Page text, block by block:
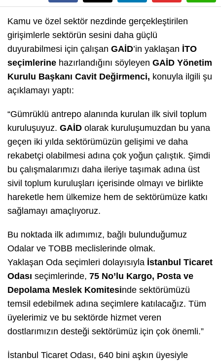
Kamu ve özel sektör nezdinde gerçekleştirilen
girişimlerle sektörün sesini daha güçlü
duyurabilmesi için çalışan GAİD’in yaklaşan İTO
seçimlerine hazırlandığını söyleyen GAİD Yönetim
Kurulu Başkanı Cavit Değirmenci, konuyla ilgili şu
açıklamayı yaptı:
“Gümrüklü antrepo alanında kurulan ilk sivil toplum
kuruluşuyuz. GAİD olarak kuruluşumuzdan bu yana
geçen iki yılda sektörümüzün gelişimi ve daha
rekabetçi olabilmesi adına çok yoğun çalıştık. Şimdi
bu çalışmalarımızı daha ileriye taşımak adına üst
sivil toplum kuruluşları içerisinde olmayı ve birlikte
hareketle hem ülkemize hem de sektörümüze katkı
sağlamayı amaçlıyoruz.
Bu noktada ilk adımımız, bağlı bulunduğumuz
Odalar ve TOBB meclislerinde olmak.
Yaklaşan Oda seçimleri dolayısıyla İstanbul Ticaret
Odası seçimlerinde, 75 No’lu Kargo, Posta ve
Depolama Meslek Komitesinde sektörümüzü
temsil edebilmek adına seçimlere katılacağız. Tüm
üyelerimiz ve bu sektörde hizmet veren
dostlarımızın desteği sektörümüz için çok önemli.”
İstanbul Ticaret Odası, 640 bini aşkın üyesiyle